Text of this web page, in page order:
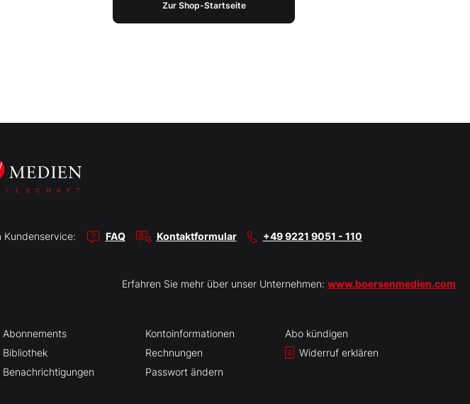
Zur Shop-Startseite
Kundenservice: FAQ Kontaktformular +49 9221 9051 - 110
Erfahren Sie mehr über unser Unternehmen: www.boersenmedien.com
Abonnements
Bibliothek
Benachrichtigungen
Kontoinformationen
Rechnungen
Passwort ändern
Abo kündigen
Widerruf erklären